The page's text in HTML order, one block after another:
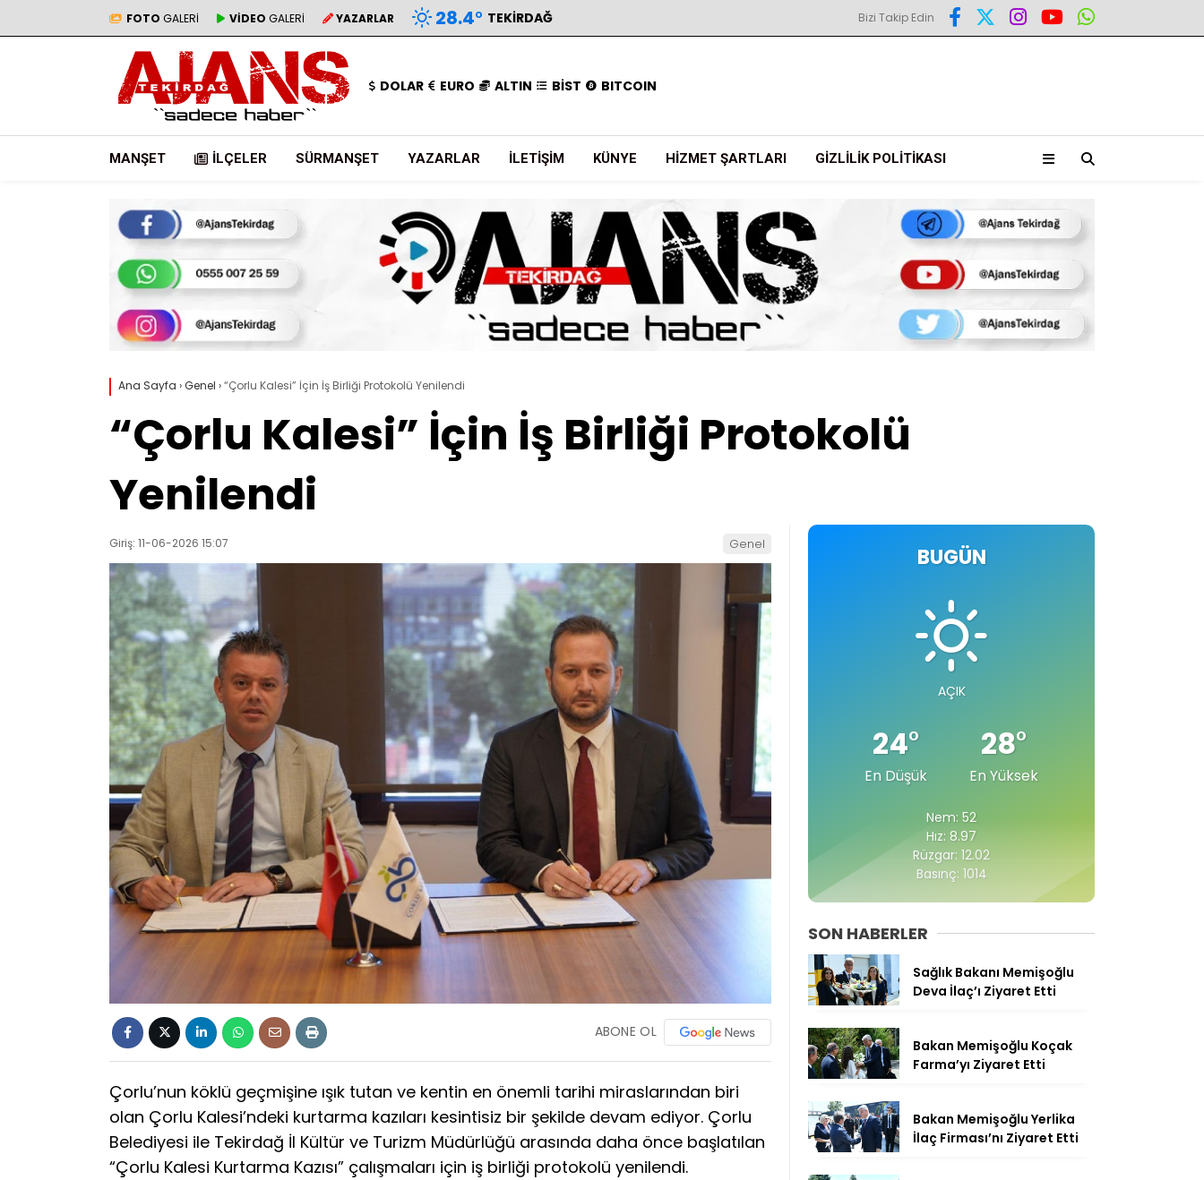
FOTO GALERİ VİDEO GALERİ YAZARLAR 28.4° TEKIRDAĞ Bizi Takip Edin
DOLAR EURO ALTIN BİST BITCOIN
MANŞET İLÇELER SÜRMANŞET YAZARLAR İLETIŞIM KÜNYE HIZMET ŞARTLARI GIZLILIK POLITIKASI
Ana Sayfa ›Genel ›“Çorlu Kalesi” İçin İş Birliği Protokolü Yenilendi
“Çorlu Kalesi” İçin İş Birliği Protokolü
Yenilendi
Giriş: 11-06-2026 15:07 Genel
ABONE OL
Çorlu’nun köklü geçmişine ışık tutan ve kentin en önemli tarihi miraslarından biri
olan Çorlu Kalesi’ndeki kurtarma kazıları kesintisiz bir şekilde devam ediyor. Çorlu
Belediyesi ile Tekirdağ İl Kültür ve Turizm Müdürlüğü arasında daha önce başlatılan
“Çorlu Kalesi Kurtarma Kazısı” çalışmaları için iş birliği protokolü yenilendi.
BUGÜN
AÇIK
24°
En Düşük
28°
En Yüksek
Nem: 52
Hız: 8.97
Rüzgar: 12.02
Basınç: 1014
SON HABERLER
Sağlık Bakanı Memişoğlu
Deva İlaç’ı Ziyaret Etti
Bakan Memişoğlu Koçak
Farma’yı Ziyaret Etti
Bakan Memişoğlu Yerlika
İlaç Firması’nı Ziyaret Etti